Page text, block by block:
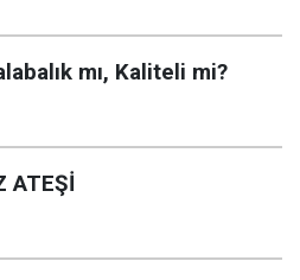
mı, Kaliteli mi?
ATEŞİ